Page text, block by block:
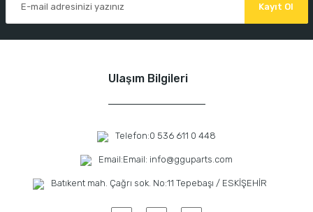
Kayıt Ol
Ulaşım Bilgileri
Telefon:0 536 611 0 448
Email:Email: info@gguparts.com
Batıkent mah. Çağrı sok. No:11 Tepebaşı / ESKİŞEHİR